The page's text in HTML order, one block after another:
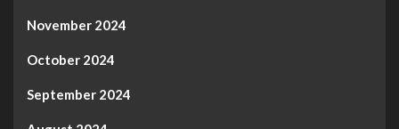
November 2024
October 2024
September 2024